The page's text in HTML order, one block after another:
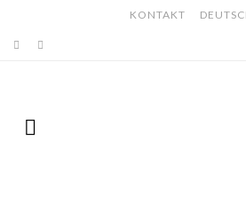
KONTAKT